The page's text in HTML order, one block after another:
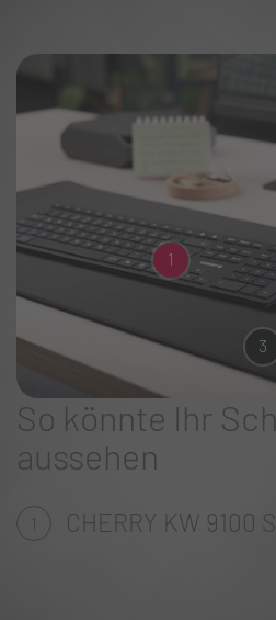
1
3
So könnte Ihr
aussehen
1 CHERRY KW 9100